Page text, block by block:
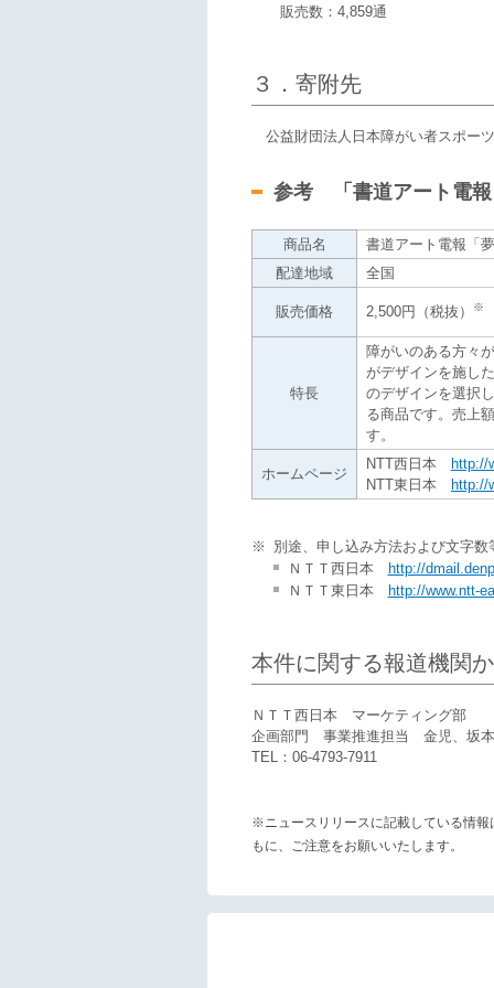
販売数：4,859通
３．寄附先
公益財団法人日本障がい者スポー
参考 「書道アート電報
商品名
書道アート電報「
配達地域
全国
販売価格 2,500円（税抜） ※
特長
障がいのある方々
がデザインを施し
のデザインを選択
る商品です。売上
す。
ホームページ
NTT西日本
http://
NTT東日本
http://
※
別途、申し込み方法および文字
ＮＴＴ西日本
http://
ＮＴＴ東日本
http://www.ntt-
本件に関する報道機関
ＮＴＴ西日本 マーケティング部
企画部門 事業推進担当 金児、坂本
TEL：06-4793-7911
※ニュースリリースに記載している情報
もに、ご注意をお願いいたします。